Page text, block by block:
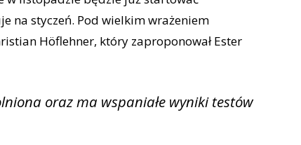
na styczeń. Pod wielkim wrażeniem
Höflehner, który zaproponował Ester
oraz ma wspaniałe wyniki testów